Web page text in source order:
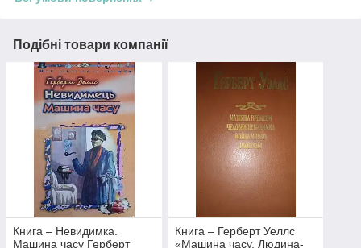
Подібні товари компанії
Книга – Невидимка.
Машина часу Герберт
Книга – Герберт Уеллс
«Машина часу. Людина-